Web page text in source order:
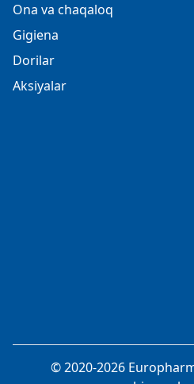
Ona va chaqaloq
Gigiena
Dorilar
Aksiyalar
© 2020-2026